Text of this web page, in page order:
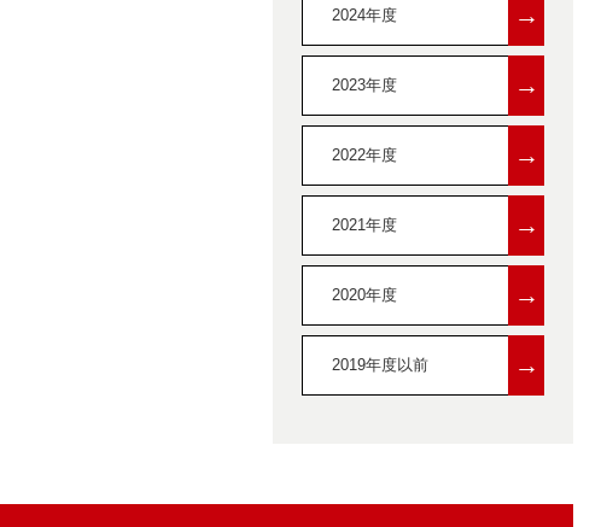
2024年度 →
2023年度 →
2022年度 →
2021年度 →
2020年度 →
2019年度以前 →